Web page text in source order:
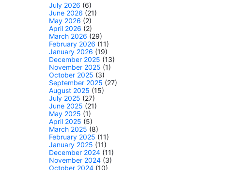
July 2026 (6)
June 2026 (21)
May 2026 (2)
April 2026 (2)
March 2026 (29)
February 2026 (11)
January 2026 (19)
December 2025 (13)
November 2025 (1)
October 2025 (3)
September 2025 (27)
August 2025 (15)
July 2025 (27)
June 2025 (21)
May 2025 (1)
April 2025 (5)
March 2025 (8)
February 2025 (11)
January 2025 (11)
December 2024 (11)
November 2024 (3)
October 2024 (10)